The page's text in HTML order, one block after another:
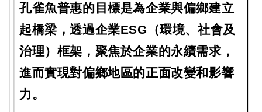
孔雀魚普惠的目標是為企業與偏鄉建立
起橋梁，透過企業ESG（環境、社會及
治理）框架，聚焦於企業的永續需求，
進而實現對偏鄉地區的正面改變和影響
力。